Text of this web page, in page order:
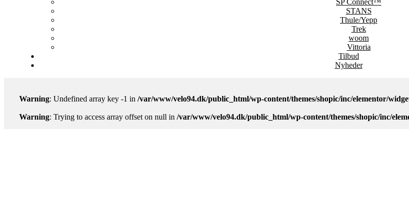
STANS
Thule/Yepp
Trek
woom
Vittoria
Tilbud
Nyheder
Warning: Undefined array key -1 in /var/www/velo94.dk/public_html/wp-content/themes/shopic/inc/elementor/
Warning: Trying to access array offset on null in /var/www/velo94.dk/public_html/wp-content/themes/shopic/inc/